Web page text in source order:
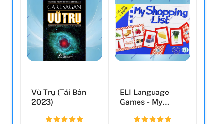
Vũ Trụ (Tái Bản
2023)
ELI Language
Games - My